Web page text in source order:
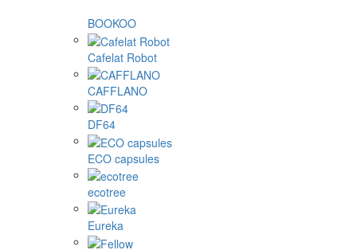
BOOKOO
Cafelat Robot
CAFFLANO
DF64
ECO capsules
ecotree
Eureka